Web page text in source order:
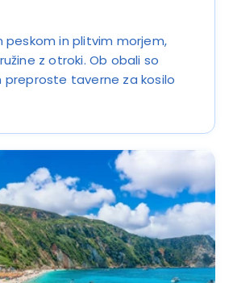
peskom in plitvim morjem,
z otroki. Ob obali so
preproste taverne za kosilo